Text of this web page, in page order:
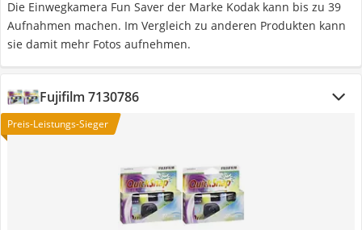
Die Einwegkamera Fun Saver der Marke Kodak kann bis zu 39
Aufnahmen machen. Im Vergleich zu anderen Produkten kann
sie damit mehr Fotos aufnehmen.
Fujifilm 7130786
Preis-Leistungs-Sieger